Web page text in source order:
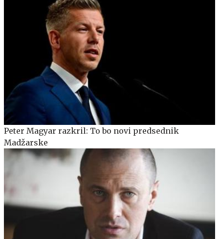
Peter Magyar razkril: To bo novi predsednik
Madžarske